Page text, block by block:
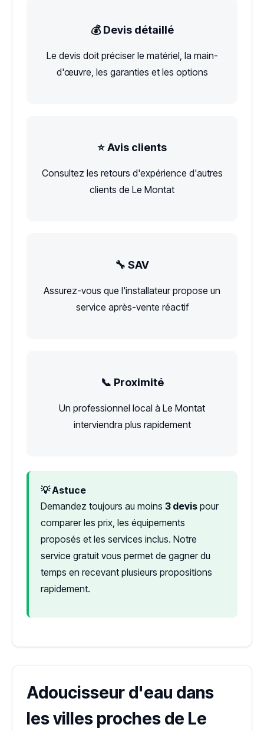
💰 Devis détaillé
Le devis doit préciser le matériel, la main-
d'œuvre, les garanties et les options
⭐ Avis clients
Consultez les retours d'expérience d'autres
clients de Le Montat
🔧 SAV
Assurez-vous que l'installateur propose un
service après-vente réactif
📞 Proximité
Un professionnel local à Le Montat
interviendra plus rapidement
💡 Astuce
Demandez toujours au moins 3 devis pour
comparer les prix, les équipements
proposés et les services inclus. Notre
service gratuit vous permet de gagner du
temps en recevant plusieurs propositions
rapidement.
Adoucisseur d'eau dans
les villes proches de Le